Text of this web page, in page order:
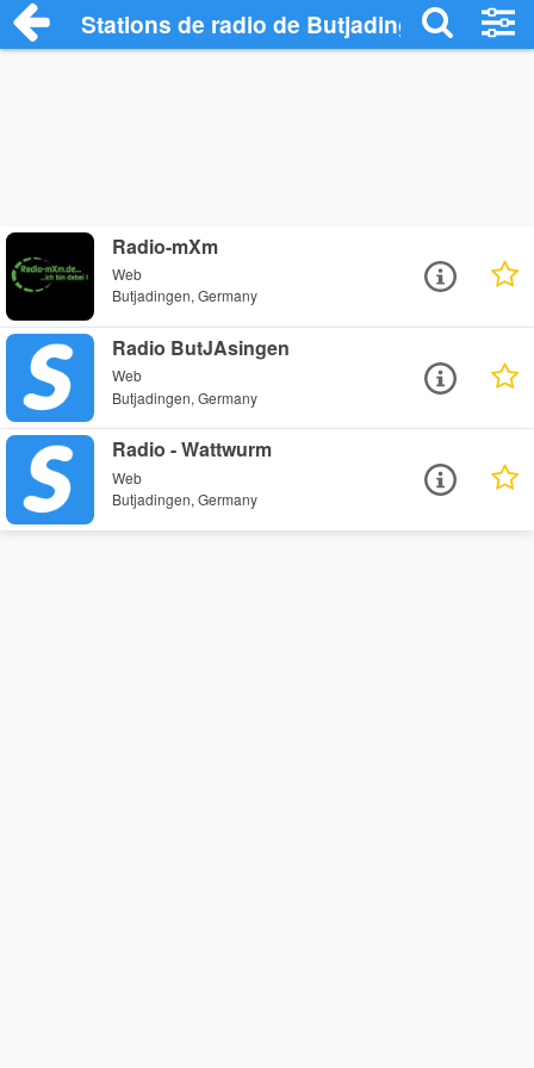
Stations de radio de Butjadingen
Radio-mXm
Web
Butjadingen, Germany
Radio ButJAsingen
Web
Butjadingen, Germany
Radio - Wattwurm
Web
Butjadingen, Germany